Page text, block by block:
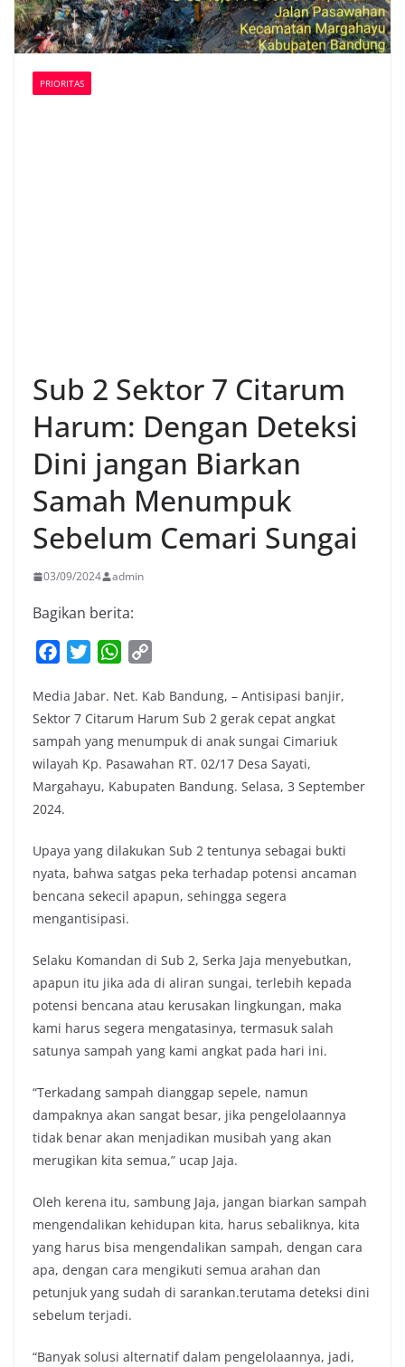
PRIORITAS
Sub 2 Sektor 7 Citarum
Harum: Dengan Deteksi
Dini jangan Biarkan
Samah Menumpuk
Sebelum Cemari Sungai
03/09/2024 admin
Bagikan berita:
c
e
b
o
o
k
i
t
t
e
r
W
a
t
s
A
p
p
y
L
i
n
Media Jabar. Net. Kab Bandung, – Antisipasi banjir,
Sektor 7 Citarum Harum Sub 2 gerak cepat angkat
sampah yang menumpuk di anak sungai Cimariuk
wilayah Kp. Pasawahan RT. 02/17 Desa Sayati,
Margahayu, Kabupaten Bandung. Selasa, 3 September
2024.
Upaya yang dilakukan Sub 2 tentunya sebagai bukti
nyata, bahwa satgas peka terhadap potensi ancaman
bencana sekecil apapun, sehingga segera
mengantisipasi.
Selaku Komandan di Sub 2, Serka Jaja menyebutkan,
apapun itu jika ada di aliran sungai, terlebih kepada
potensi bencana atau kerusakan lingkungan, maka
kami harus segera mengatasinya, termasuk salah
satunya sampah yang kami angkat pada hari ini.
“Terkadang sampah dianggap sepele, namun
dampaknya akan sangat besar, jika pengelolaannya
tidak benar akan menjadikan musibah yang akan
merugikan kita semua,” ucap Jaja.
Oleh kerena itu, sambung Jaja, jangan biarkan sampah
mengendalikan kehidupan kita, harus sebaliknya, kita
yang harus bisa mengendalikan sampah, dengan cara
apa, dengan cara mengikuti semua arahan dan
petunjuk yang sudah di sarankan.terutama deteksi dini
sebelum terjadi.
“Banyak solusi alternatif dalam pengelolaannya, jadi,